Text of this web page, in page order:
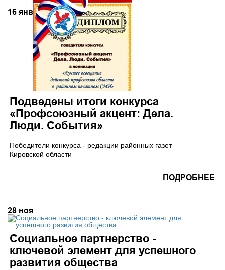
16 янв
Подведены итоги конкурса
«Профсоюзный акцент: Дела.
Люди. События»
Победители конкурса - редакции районных газет
Кировской области
ПОДРОБНЕЕ
28 ноя
Социальное партнерство -
ключевой элемент для успешного
развития общества